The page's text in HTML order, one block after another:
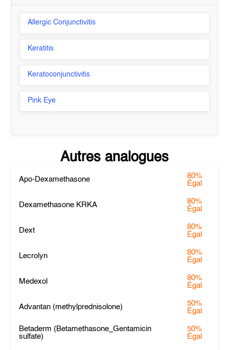
Allergic Conjunctivitis
Keratitis
Keratoconjunctivitis
Pink Eye
Autres analogues
Apo-Dexamethasone
80%
Égal
Dexamethasone KRKA
80%
Égal
Dext
80%
Égal
Lecrolyn
80%
Égal
Medexol
80%
Égal
Advantan (methylprednisolone)
50%
Égal
Betaderm (Betamethasone_Gentamicin
sulfate)
50%
Égal